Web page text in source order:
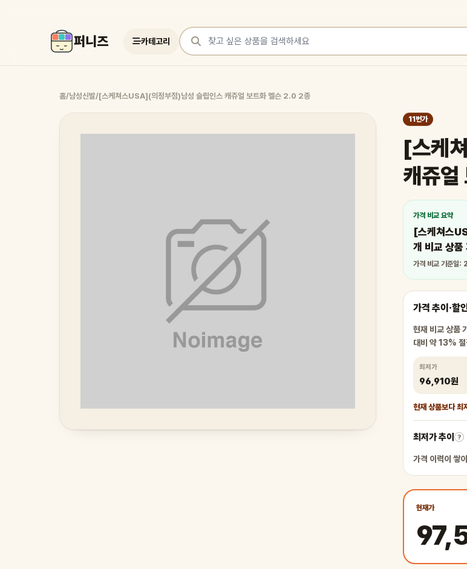
퍼니즈 카테고리
상품 검색
홈/남성신발/[스케쳐스USA](의정부점)남성 슬립인스 캐쥬얼 보트화 멜슨 2.0 2종
11번가
[스케
캐쥬
가격 비교 요약
[스케쳐스
개 비교 상
가격 비교 기준
가격 추이·할
현재 비교 상품
대비 약 13%
최저가
96,910원
현재 상품보다
최저가 추이 ?
가격 이력이 쌓
현재가